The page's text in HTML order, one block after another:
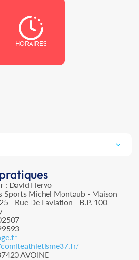
HORAIRES
: David Hervo
Sports Michel Montaub - Maison
- Rue De Laviation - B.P. 100,
AVOINE